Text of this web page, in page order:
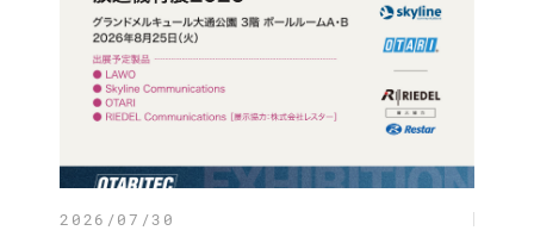
2026/07/30